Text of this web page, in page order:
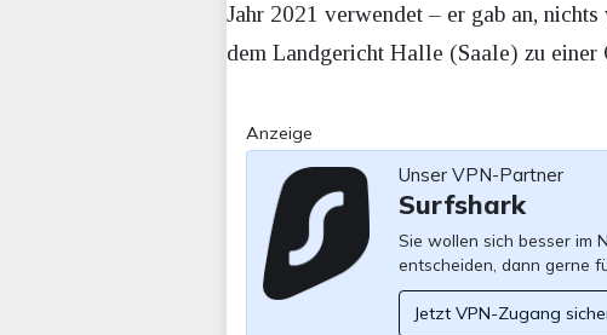
Jahr 2021 verwendet – er gab an,
dem Landgericht Halle (Saale) zu
Anzeige
Unser VPN-Partner
Surfshark
Sie wollen sich besser im
entscheiden, dann gerne
Jetzt VPN-Zugang